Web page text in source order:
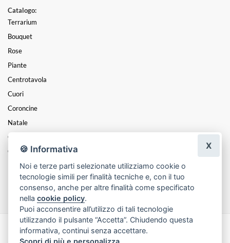
Catalogo:
Terrarium
Bouquet
Rose
Piante
Centrotavola
Cuori
Coroncine
Natale
Composizioni
Cesti
Funebre
Mazzi
Made with byInfoser.it- Realizzazione Siti ecommerce per Fioristi
🍪 Informativa
Noi e terze parti selezionate utilizziamo cookie o
tecnologie simili per finalità tecniche e, con il tuo
consenso, anche per altre finalità come specificato
nellacookie policy.
Puoi acconsentire all’utilizzo di tali tecnologie
utilizzando il pulsante “Accetta”. Chiudendo questa
informativa, continui senza accettare.
Scopri di più e personalizza
X